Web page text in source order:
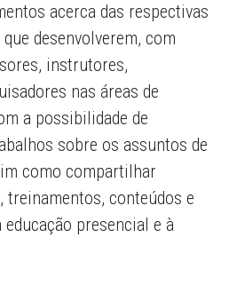
acerca das respectivas
desenvolverem, com
instrutores,
nas áreas de
a possibilidade de
sobre os assuntos de
como compartilhar
conteúdos e
presencial e à